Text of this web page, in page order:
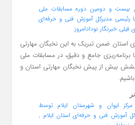
استان ضمن تبریک به این نخبگان مهارتی
برنامه‌ریزی جامع و دقیق، در مسابقات ملی
بیش از پیش نخبگان مهارتی استان و